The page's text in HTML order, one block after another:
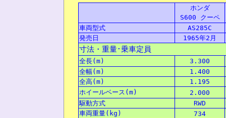
ホンダ
S600 クーペ
車両型式
AS285C
発売日
1965年2月
寸法 ・ 重量･乗車定員
全長(m)
3.300
全幅(m)
1.400
全高(m)
1.195
ホイールベース(m)
2.000
駆動方式
RWD
車両重量(kg)
734